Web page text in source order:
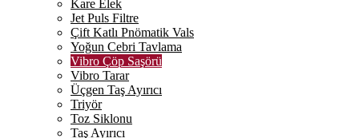
Kare Elek
Jet Puls Filtre
Çift Katlı Pnömatik Vals
Yoğun Cebri Tavlama
Vibro Çöp Saşörü
Vibro Tarar
Üçgen Taş Ayırıcı
Triyör
Toz Siklonu
Taş Ayırıcı